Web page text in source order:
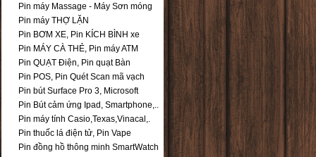
Pin máy Massage - Máy Sơn móng
Pin máy THỢ LẶN
Pin BƠM XE, Pin KÍCH BÌNH xe
Pin MÁY CÀ THẺ, Pin máy ATM
Pin QUẠT Điện, Pin quạt Bàn
Pin POS, Pin Quét Scan mã vạch
Pin bút Surface Pro 3, Microsoft
Pin Bút cảm ứng Ipad, Smartphone,..
Pin máy tính Casio,Texas,Vinacal,.
Pin thuốc lá điện tử, Pin Vape
Pin đồng hồ thông minh SmartWatch